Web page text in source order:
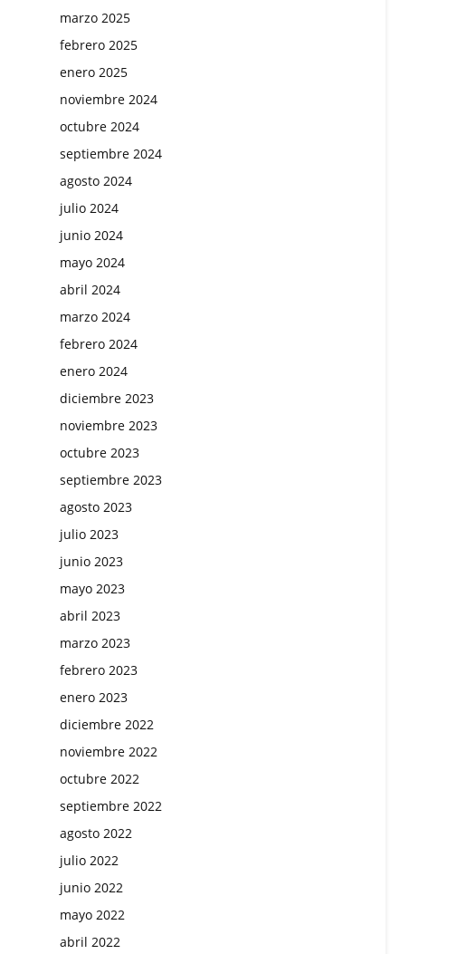
marzo 2025
febrero 2025
enero 2025
noviembre 2024
octubre 2024
septiembre 2024
agosto 2024
julio 2024
junio 2024
mayo 2024
abril 2024
marzo 2024
febrero 2024
enero 2024
diciembre 2023
noviembre 2023
octubre 2023
septiembre 2023
agosto 2023
julio 2023
junio 2023
mayo 2023
abril 2023
marzo 2023
febrero 2023
enero 2023
diciembre 2022
noviembre 2022
octubre 2022
septiembre 2022
agosto 2022
julio 2022
junio 2022
mayo 2022
abril 2022